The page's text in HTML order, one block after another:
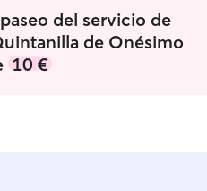
de
preparar
sus
si hace
del servicio de
de Onésimo
10 €